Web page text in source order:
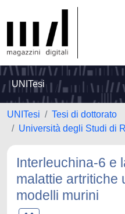
UNITesi
UNITesi
Tesi di dottorato
Università degli Studi di
Interleuchina-6 e
malattie artritiche
modelli murini